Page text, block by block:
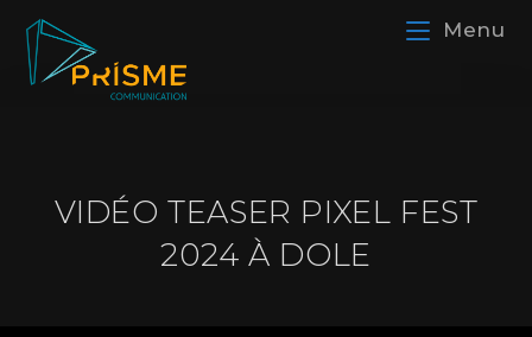
Menu
VIDÉO TEASER PIXEL FEST
2024 À DOLE